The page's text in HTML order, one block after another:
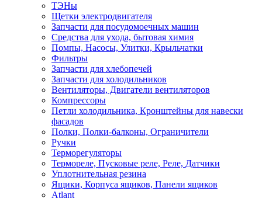
ТЭНы
Щетки электродвигателя
Запчасти для посудомоечных машин
Средства для ухода, бытовая химия
Помпы, Насосы, Улитки, Крыльчатки
Фильтры
Запчасти для хлебопечей
Запчасти для холодильников
Вентиляторы, Двигатели вентиляторов
Компрессоры
Петли холодильника, Кронштейны для навески
фасадов
Полки, Полки-балконы, Ограничители
Ручки
Терморегуляторы
Термореле, Пусковые реле, Реле, Датчики
Уплотнительная резина
Ящики, Корпуса ящиков, Панели ящиков
Atlant